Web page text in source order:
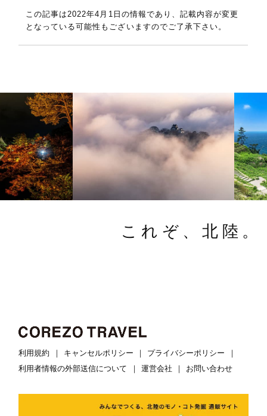
この記事は2022年4月1日の情報であり、記載内容が変更
となっている可能性もございますのでご了承下さい。
これぞ、北陸。
利用規約 キャンセルポリシー
プライバシーポリシー
利用者情報の外部送信について
運営会社 お問い合わせ